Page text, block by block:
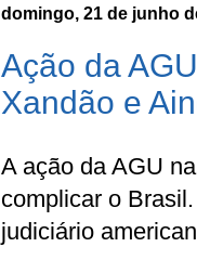
domingo, 21 de junho
Ação da
Xandão e
A ação da AGU
complicar o
judiciário